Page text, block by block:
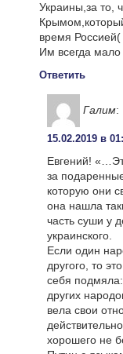
Украины,за то,
время Россией(
Им всегда
Ответить
Галим:
15.02.2019 в
Евгений!
за
которую они
она нашла
часть суши у
украинского.
Если один
другого, то
себя
других
вела свои
хорошего не